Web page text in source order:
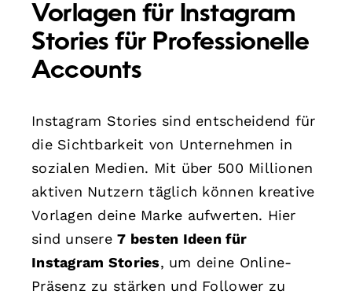
Vorlagen für Instagram
Stories für Professionelle
Accounts
Instagram Stories sind entscheidend für
die Sichtbarkeit von Unternehmen in
sozialen Medien. Mit über 500 Millionen
aktiven Nutzern täglich können kreative
Vorlagen deine Marke aufwerten. Hier
sind unsere7 besten Ideen für
Instagram Stories, um deine Online-
Präsenz zu stärken und Follower zu